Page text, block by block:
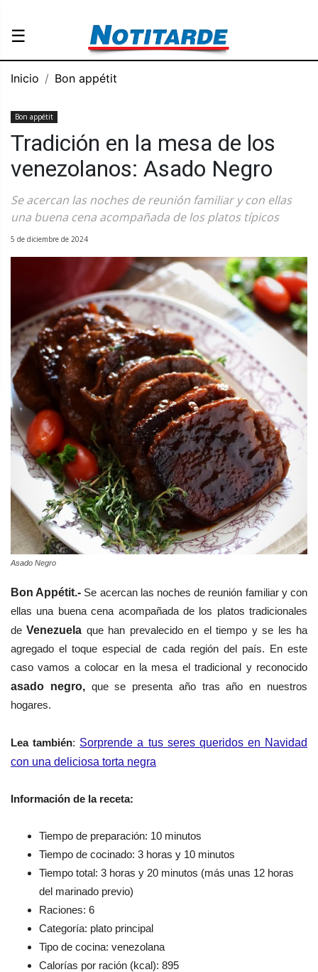
☰
Inicio Bon appétit
Bon appétit
Tradición en la mesa de los
venezolanos: Asado Negro
Se acercan las noches de reunión familiar y con ellas
una buena cena acompañada de los platos típicos
5 de diciembre de 2024
Asado Negro
Bon Appétit.- Se acercan las noches de reunión familiar y con
ellas una buena cena acompañada de los platos tradicionales
deVenezuela que han prevalecido en el tiempo y se les ha
agregado el toque especial de cada región del país. En este
caso vamos a colocar en la mesa el tradicional y reconocido
asado negro, que se presenta año tras año en nuestros
hogares.
Lea también: Sorprende a tus seres queridos en Navidad
con una deliciosa torta negra
Información de la receta:
Tiempo de preparación: 10 minutos
Tiempo de cocinado: 3 horas y 10 minutos
Tiempo total: 3 horas y 20 minutos (más unas 12 horas
del marinado previo)
Raciones: 6
Categoría: plato principal
Tipo de cocina: venezolana
Calorías por ración (kcal): 895